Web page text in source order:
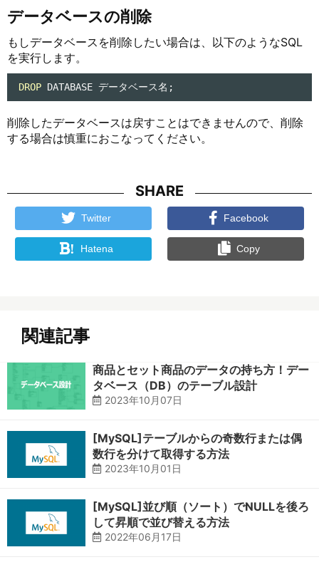
データベースの削除
もしデータベースを削除したい場合は、以下のようなSQL
を実行します。
DROP DATABASE データベース名;
削除したデータベースは戻すことはできませんので、削除
する場合は慎重におこなってください。
SHARE
Twitter Facebook
! Hatena Copy
関連記事
商品とセット商品のデータの持ち方！デー
タベース（DB）のテーブル設計
2023年10月07日
[MySQL]テーブルからの奇数行または偶
数行を分けて取得する方法
2023年10月01日
[MySQL]並び順（ソート）でNULLを後ろ
して昇順で並び替える方法
2022年06月17日